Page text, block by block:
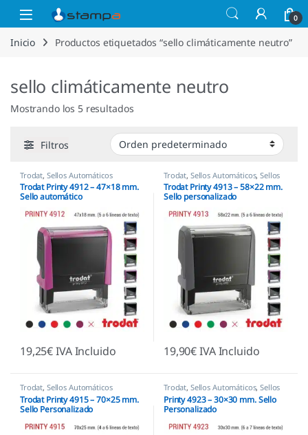
Saltar a la navegación
Saltar al contenido
Open 0
Inicio Productos etiquetados “sello climáticamente neutro”
sello climáticamente neutro
Mostrando los 5 resultados
Filtros
Trodat, Sellos Automáticos
Trodat Printy 4912 – 47×18 mm.
Sello automático
19,25€IVA Incluido
Trodat, Sellos Automáticos,Sellos
empresas
Trodat Printy 4913 – 58×22 mm.
Sello personalizado
19,90€IVA Incluido
Trodat, Sellos Automáticos
Trodat Printy 4915 – 70×25 mm.
Sello Personalizado
Trodat, Sellos Automáticos,Sellos
empresas
Printy 4923 – 30×30 mm. Sello
Personalizado